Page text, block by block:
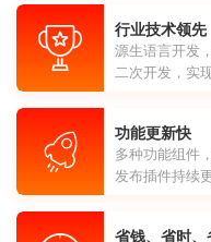
行业技术领先
源生语言开发
二次开发，实
功能更新快
多种功能组件
发布插件持续
省钱、省时、